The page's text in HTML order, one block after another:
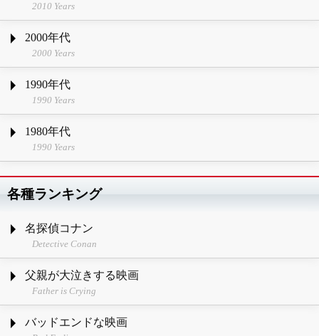
2010 Years
2000年代
2000 Years
1990年代
1990 Years
1980年代
1990 Years
各種ランキング
名探偵コナン
Detective Conan
父親が大泣きする映画
Father is Crying
バッドエンドな映画